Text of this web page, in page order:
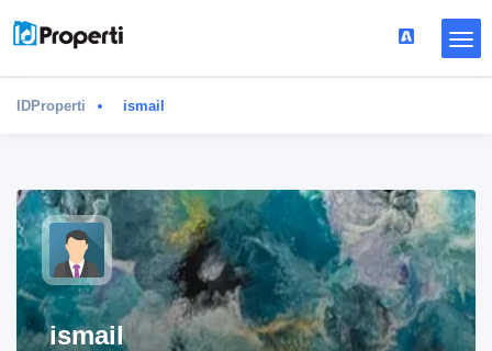
IDProperti ismail
ismail